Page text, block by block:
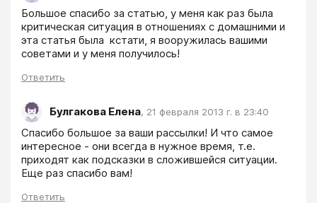
Большое спасибо за статью, у меня как раз была
критическая ситуация в отношениях с домашними и
эта статья была  кстати, я вооружилась вашими
советами и у меня получилось!
Ответить
Булгакова Елена, 21 февраля 2013 г. в 23:40
Спасибо большое за ваши рассылки! И что самое
интересное - они всегда в нужное время, т.е.
приходят как подсказки в сложившейся ситуации.
Еще раз спасибо вам!
Ответить